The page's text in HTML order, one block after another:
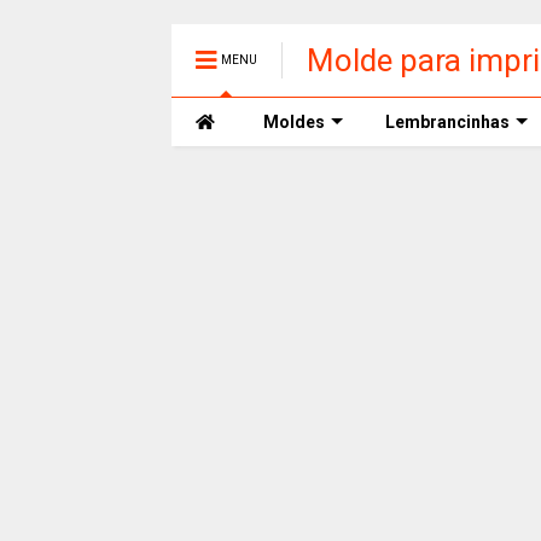
MENU Molde para
Moldes Lembrancinhas